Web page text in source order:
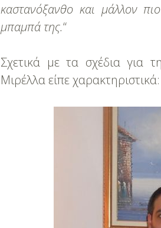
καστανόξανθο και μάλλον
μπαμπά της.“
Σχετικά με τα σχέδια για
Μιρέλλα είπε χαρακτηριστικά: